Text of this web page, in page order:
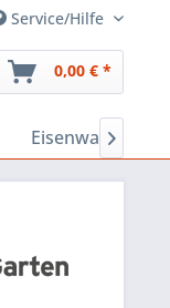
Service/Hilfe
0,00 € *
Eisenwaren
